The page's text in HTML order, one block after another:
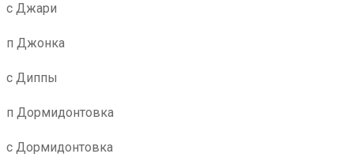
с Джари
п Джонка
с Диппы
п Дормидонтовка
с Дормидонтовка